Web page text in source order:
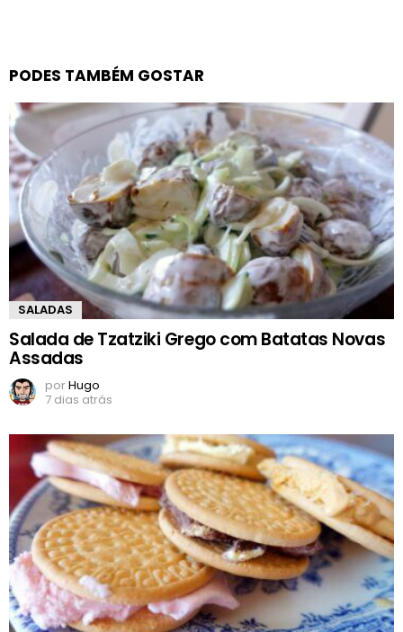
PODES TAMBÉM GOSTAR
SALADAS
Salada de Tzatziki Grego com Batatas Novas
Assadas
porHugo
7 dias atrás